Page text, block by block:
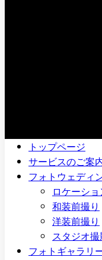
トップページ
サービスのご案
フォトウェディ
ロケーシ
和装前撮り
洋装前撮り
スタジオ撮
フォトギャラリ